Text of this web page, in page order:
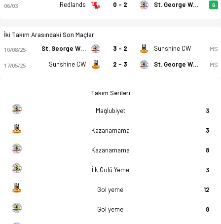
06/03 Redlands 0 - 2 St. George Willawong G
İki Takım Arasındaki Son Maçlar
10/08/25 St. George Willawong 3 - 2 Sunshine CW MS
17/05/25 Sunshine CW 2 - 3 St. George Willawong MS
Takım Serileri
Mağlubiyet 3
Kazanamama 3
Kazanamama 8
İlk Golü Yeme 3
Gol yeme 12
Gol yeme 8